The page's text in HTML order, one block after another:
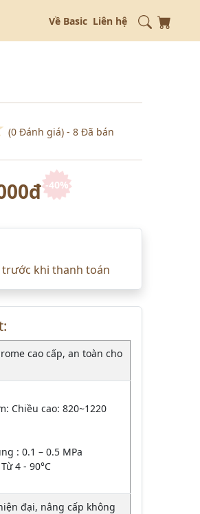
Về Basic Liên hệ
(0 Đánh giá) - 8 Đã bán
-40%
khi thanh toán
cao cấp, an toàn cho
Chiều cao: 820~1220
: 0.1 – 0.5 MPa
4 - 90°C
đại, nâng cấp không